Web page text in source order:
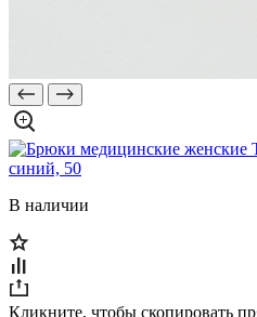
В наличии
Кликните, чтобы скопировать